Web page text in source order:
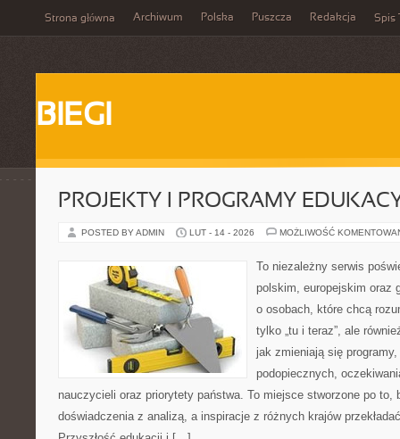
Strona główna Archiwum Polska Puszcza Redakcja Spis
BIEGI
PROJEKTY I PROGRAMY
POSTED BY ADMIN LUT - 14 - 2026 MOŻLIWOŚĆ
To niezależny serwis
polskim, europejskim oraz
o osobach, które chcą
tylko „tu i teraz”, ale
jak zmieniają się
podopiecznych,
nauczycieli oraz priorytety państwa. To miejsce stworzone po to,
doświadczenia z analizą, a inspiracje z różnych krajów